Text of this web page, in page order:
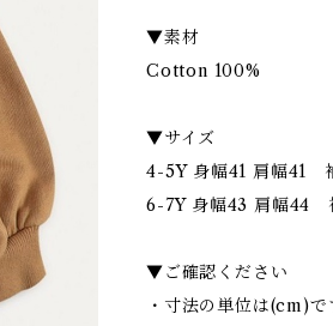
▼素材
Cotton 100%
▼サイズ
4-5Y 身幅41 肩幅41
6-7Y 身幅43 肩幅44
▼ご確認ください
・寸法の単位は(cm)で